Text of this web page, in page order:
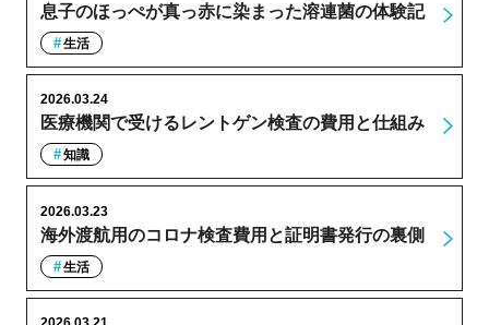
息子のほっぺが真っ赤に染まった溶連菌の体験記
生活
医療機関で受けるレントゲン検査の費用と仕組み
2026.03.24
知識
海外渡航用のコロナ検査費用と証明書発行の裏側
2026.03.23
生活